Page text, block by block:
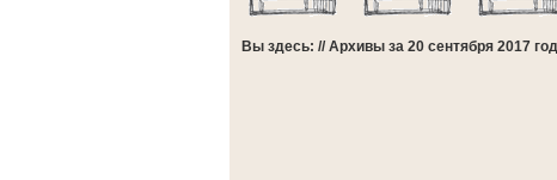
Вы здесь: // Архивы за 20 сентября 2017